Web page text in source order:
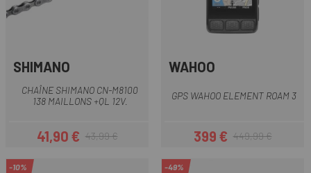
SHIMANO
CHAÎNE SHIMANO CN-M8100
138 MAILLONS +QL 12V.
Prix
41,90 €Prix habituel
43,99 €
WAHOO
GPS WAHOO ELEMENT ROAM 3
Prix
399 € Prix habituel
449,99 €
-10% -49%